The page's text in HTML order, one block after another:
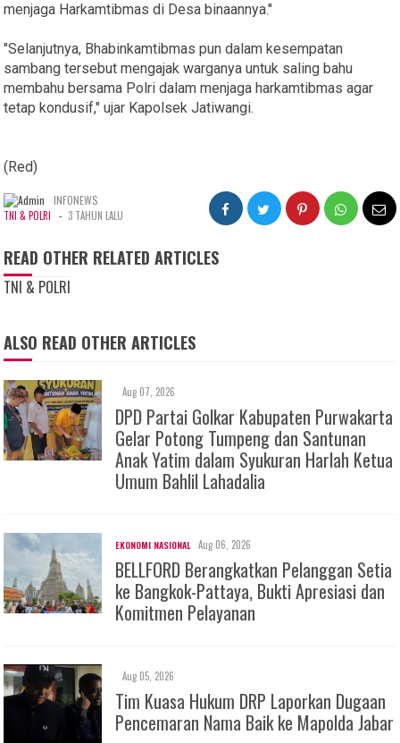
menjaga Harkamtibmas di Desa binaannya."
"Selanjutnya, Bhabinkamtibmas pun dalam kesempatan
sambang tersebut mengajak warganya untuk saling bahu
membahu bersama Polri dalam menjaga harkamtibmas agar
tetap kondusif," ujar Kapolsek Jatiwangi.
(Red)
INFONEWS
TNI & POLRI - 3 TAHUN LALU
READ OTHER RELATED ARTICLES
TNI & POLRI
ALSO READ OTHER ARTICLES
Aug 07, 2026
DPD Partai Golkar Kabupaten Purwakarta
Gelar Potong Tumpeng dan Santunan
Anak Yatim dalam Syukuran Harlah Ketua
Umum Bahlil Lahadalia
EKONOMI NASIONAL Aug 06, 2026
BELLFORD Berangkatkan Pelanggan Setia
ke Bangkok-Pattaya, Bukti Apresiasi dan
Komitmen Pelayanan
Aug 05, 2026
Tim Kuasa Hukum DRP Laporkan Dugaan
Pencemaran Nama Baik ke Mapolda Jabar